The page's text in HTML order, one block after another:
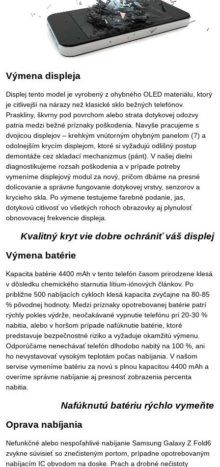
Výmena displeja
Displej tento model je vyrobený z ohybného OLED materiálu, ktorý
je citlivejší na nárazy než klasické sklo bežných telefónov.
Praskliny, škvrny pod povrchom alebo strata dotykovej odozvy
patria medzi bežné príznaky poškodenia. Navyše pracujeme s
dvojicou displejov – krehkým vnútorným ohybným panelom (7) a
odolnejším krycím displejom, ktoré si vyžadujú odlišný postup
demontáže cez skladací mechanizmus (pánt). V našej dielni
diagnostikujeme rozsah poškodenia a v prípade potreby
vymeníme displejový modul za nový, pričom dbáme na presné
dolícovanie a správne fungovanie dotykovej vrstvy, senzorov a
krycieho skla. Po výmene testujeme farebné podanie, jas,
dotykovú citlivosť vo všetkých rohoch obrazovky aj plynulosť
obnovovacej frekvencie displeja.
Kvalitný kryt vie dobre ochrániť váš displej
Výmena batérie
Kapacita batérie 4400 mAh v tento telefón časom prirodzene klesá
v dôsledku chemického starnutia lítium-iónových článkov. Po
približne 500 nabíjacích cykloch klesá kapacita zvyčajne na 80-85
% pôvodnej hodnoty. Medzi príznaky opotrebovanej batérie patrí
rýchly pokles výdrže, neočakávané vypnutie telefónu pri 20-30 %
nabitia, alebo v horšom prípade nafúknutie batérie, ktoré
predstavuje bezpečnostné riziko a vyžaduje okamžitú výmenu.
Odporúčame nenechávať telefón dlhodobo nabitý na 100 %, ani
ho nevystavovať vysokým teplotám počas nabíjania. V našom
servise vymeníme batériu za novú s plnou kapacitou 4400 mAh a
overíme správne nabíjanie aj presnosť zobrazenia percenta
nabitia.
Nafúknutú batériu rýchlo vymeňte
Oprava nabíjania
Nefunkčné alebo nespoľahlivé nabíjanie Samsung Galaxy Z Fold6
zvykne súvisieť so znečisteným portom, prípadne opotrebovaným
nabíjacím IC obvodom na doske. Prach a drobné nečistoty